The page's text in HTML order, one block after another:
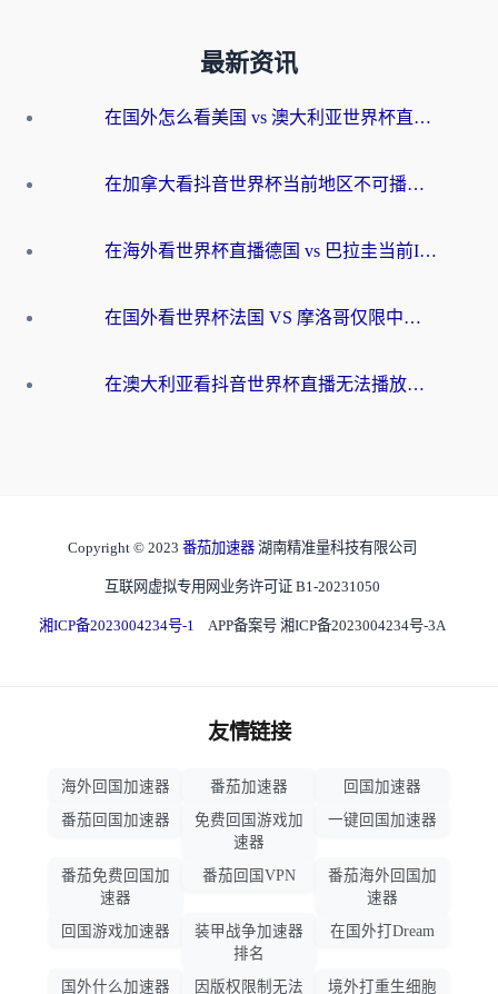
最新资讯
在国外怎么看美国 vs 澳大利亚世界杯直播？海外党必藏的中文解说观赛指南
在加拿大看抖音世界杯当前地区不可播放？海外党体育观赛终极指南
在海外看世界杯直播德国 vs 巴拉圭当前IP受限制？这篇指南帮你轻松解决地区限制
在国外看世界杯法国 VS 摩洛哥仅限中国大陆？别让地域限制拦下你的欢呼
在澳大利亚看抖音世界杯直播无法播放？海外党体育观赛终极指南来了！
Copyright © 2023 番茄加速器 湖南精准量科技有限公司
互联网虚拟专用网业务许可证 B1-20231050
湘ICP备2023004234号-1 APP备案号 湘ICP备2023004234号-3A
友情链接
海外回国加速器 番茄加速器
回国加速器
番茄回国加速器
免费回国游戏加
速器
一键回国加速器
番茄免费回国加
速器
番茄回国VPN
番茄海外回国加
速器
回国游戏加速器
装甲战争加速器
排名
在国外打Dream
国外什么加速器 因版权限制无法 境外打重生细胞